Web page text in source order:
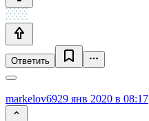
Ответить
markelov6929 янв 2020 в 08:17